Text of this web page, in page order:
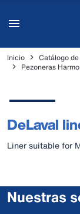
Inicio Catálogo
Pezoneras
DeLaval
Liner suitable for
Nuestras